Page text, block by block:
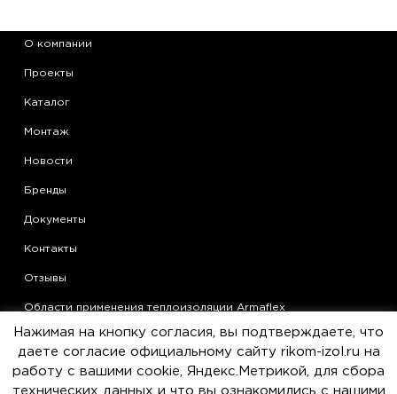
О компании
Проекты
Каталог
Монтаж
Новости
Бренды
Документы
Контакты
Отзывы
Области применения теплоизоляции Armaflex
Статьи
Политика конфиденциальности
Нажимая на кнопку согласия, вы подтверждаете, что
даете согласие официальному сайту rikom-izol.ru на
работу с вашими cookie, Яндекс.Метрикой, для сбора
технических данных и что вы ознакомились с нашими